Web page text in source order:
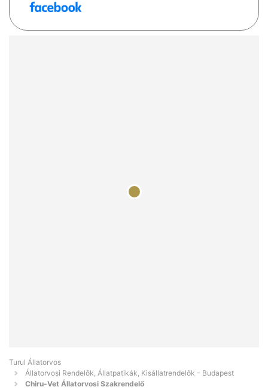
Turul Állatorvos
Állatorvosi Rendelők, Állatpatikák, Kisállatrendelők - Budapest
Chiru-Vet Állatorvosi Szakrendelő